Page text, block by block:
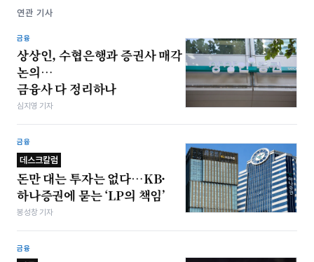
연관 기사
금융
상상인, 수협은행과 증권사 매각
논의…
금융사 다 정리하나
심지영 기자
금융
데스크칼럼
돈만 대는 투자는 없다…KB·
하나증권에 묻는 ‘LP의 책임’
봉성창 기자
금융